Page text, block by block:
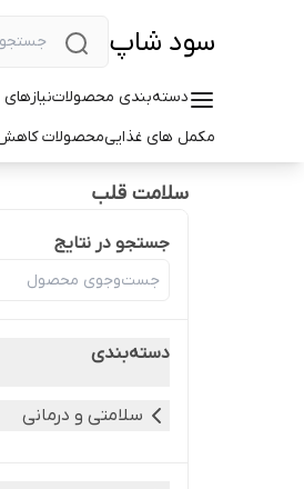
سود شاپ
دسته‌بندی محصولاتنیازهای
مکمل های غذاییمحصولات
سلامت قلب
جستجو در نتایج
دسته‌بندی
سلامتی و درمانی